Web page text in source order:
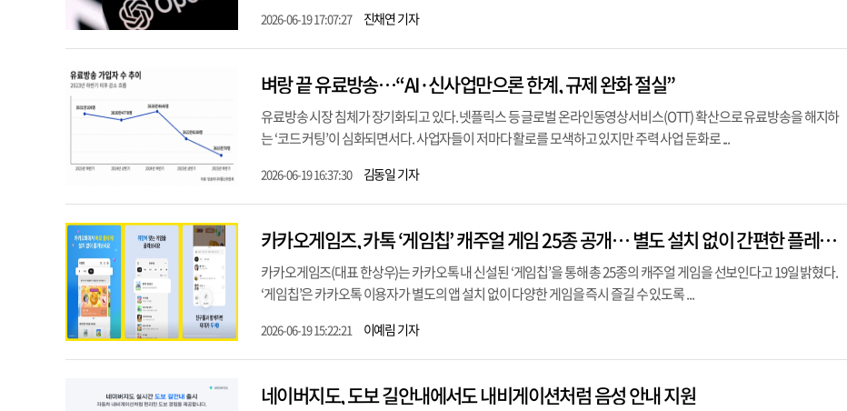
2026-06-19 17:07:27 진채연 기자
벼랑 끝 유료방송…“AI·신사업만으론 한계, 규제 완화 절실”
유료방송 시장 침체가 장기화되고 있다. 넷플릭스 등 글로벌 온라인동영상서비스(OTT) 확산으로 유료방송을 해지하
는 ‘코드 커팅’이 심화되면서다. 사업자들이 저마다 활로를 모색하고 있지만 주력 사업 둔화로 ...
2026-06-19 16:37:30 김동일 기자
카카오게임즈, 카톡 ‘게임칩’ 캐주얼 게임 25종 공개… 별도 설치 없이 간편한 플레이 가능
카카오게임즈(대표 한상우)는 카카오톡 내 신설된 ‘게임칩’을 통해 총 25종의 캐주얼 게임을 선보인다고 19일 밝혔다.
‘게임칩’은 카카오톡 이용자가 별도의 앱 설치 없이 다양한 게임을 즉시 즐길 수 있도록 ...
2026-06-19 15:22:21 이예림 기자
네이버지도, 도보 길안내에서도 내비게이션처럼 음성 안내 지원